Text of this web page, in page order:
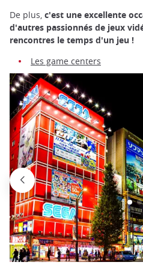
De plus, c'est une excellente
d'autres passionnés de jeux
rencontres le temps d'un jeu !
Les game centers